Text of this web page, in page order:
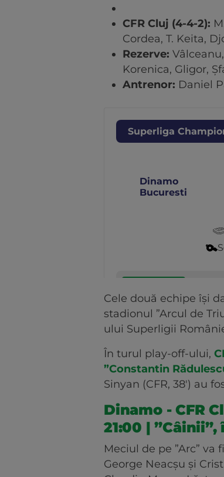
CFR Cluj (4-4-2):
Cordea, T. Keita,
Rezerve:
Korenica, Gligor,
Antrenor: Daniel
Cele două echipe își
stadionul ”Arcul de
ului Superligii
În turul play-off-ului,
”Constantin
Sinyan (CFR, 38') au
Dinamo - CFR
21:00 |
Meciul de pe ”Arc”
George Neacșu și